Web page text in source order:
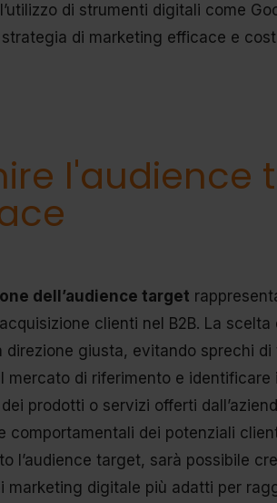
di strumenti digitali come
di marketing efficace e
l'audience
dell’audience target
clienti nel B2B. La
direzione giusta, evitando sprechi
mercato di riferimento e
dei prodotti o servizi offerti
comportamentali dei potenziali
l’audience target, sarà possibile
marketing digitale più adatti per